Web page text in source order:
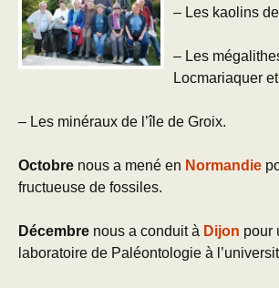
– Les kaolins
– Les
Locmariaquer
– Les minéraux de l’île de Groix.
Octobre nous a mené en Normandie
fructueuse de fossiles.
Décembre nous a conduit à Dijon pour
laboratoire de Paléontologie à